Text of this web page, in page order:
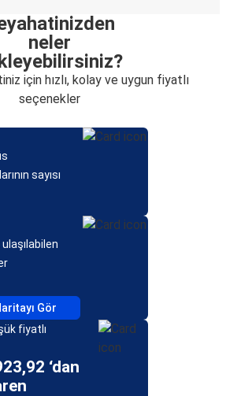
neler
için hızlı, kolay ve uygun fiyatlı
seçenekler
sayısı
Gör
fiyatlı
‘dan